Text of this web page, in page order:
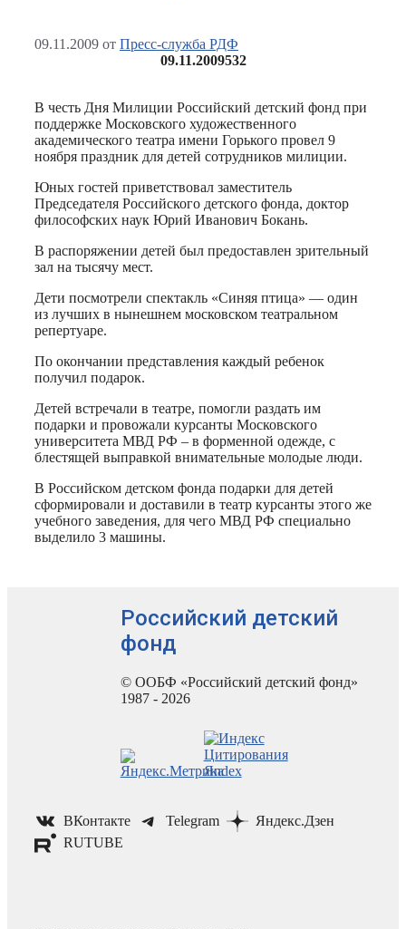
09.11.2009 от Пресс-служба РДФ
09.11.2009532
В честь Дня Милиции Российский детский фонд при
поддержке Московского художественного
академического театра имени Горького провел 9
ноября праздник для детей сотрудников милиции.
Юных гостей приветствовал заместитель
Председателя Российского детского фонда, доктор
философских наук Юрий Иванович Бокань.
В распоряжении детей был предоставлен зрительный
зал на тысячу мест.
Дети посмотрели спектакль «Синяя птица» — один
из лучших в нынешнем московском театральном
репертуаре.
По окончании представления каждый ребенок
получил подарок.
Детей встречали в театре, помогли раздать им
подарки и провожали курсанты Московского
университета МВД РФ – в форменной одежде, с
блестящей выправкой внимательные молодые люди.
В Российском детском фонда подарки для детей
сформировали и доставили в театр курсанты этого же
учебного заведения, для чего МВД РФ специально
выделило 3 машины.
Российский детский
фонд
© ООБФ «Российский детский фонд»
1987 - 2026
ВКонтакте Telegram
Яндекс.Дзен
RUTUBE